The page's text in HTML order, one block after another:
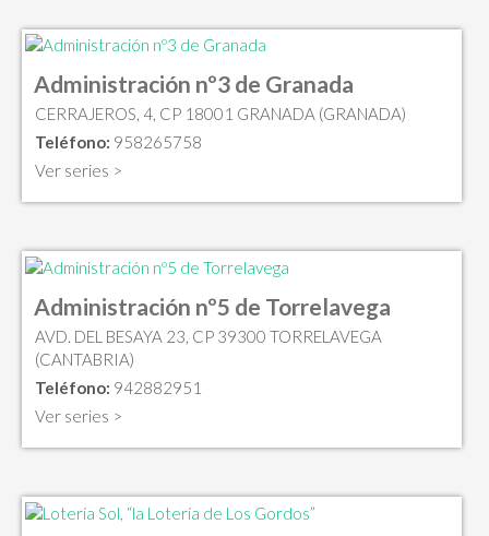
Administración nº3 de Granada
CERRAJEROS, 4, CP 18001 GRANADA (GRANADA)
Teléfono: 958265758
Ver series >
Administración nº5 de Torrelavega
AVD. DEL BESAYA 23, CP 39300 TORRELAVEGA
(CANTABRIA)
Teléfono: 942882951
Ver series >